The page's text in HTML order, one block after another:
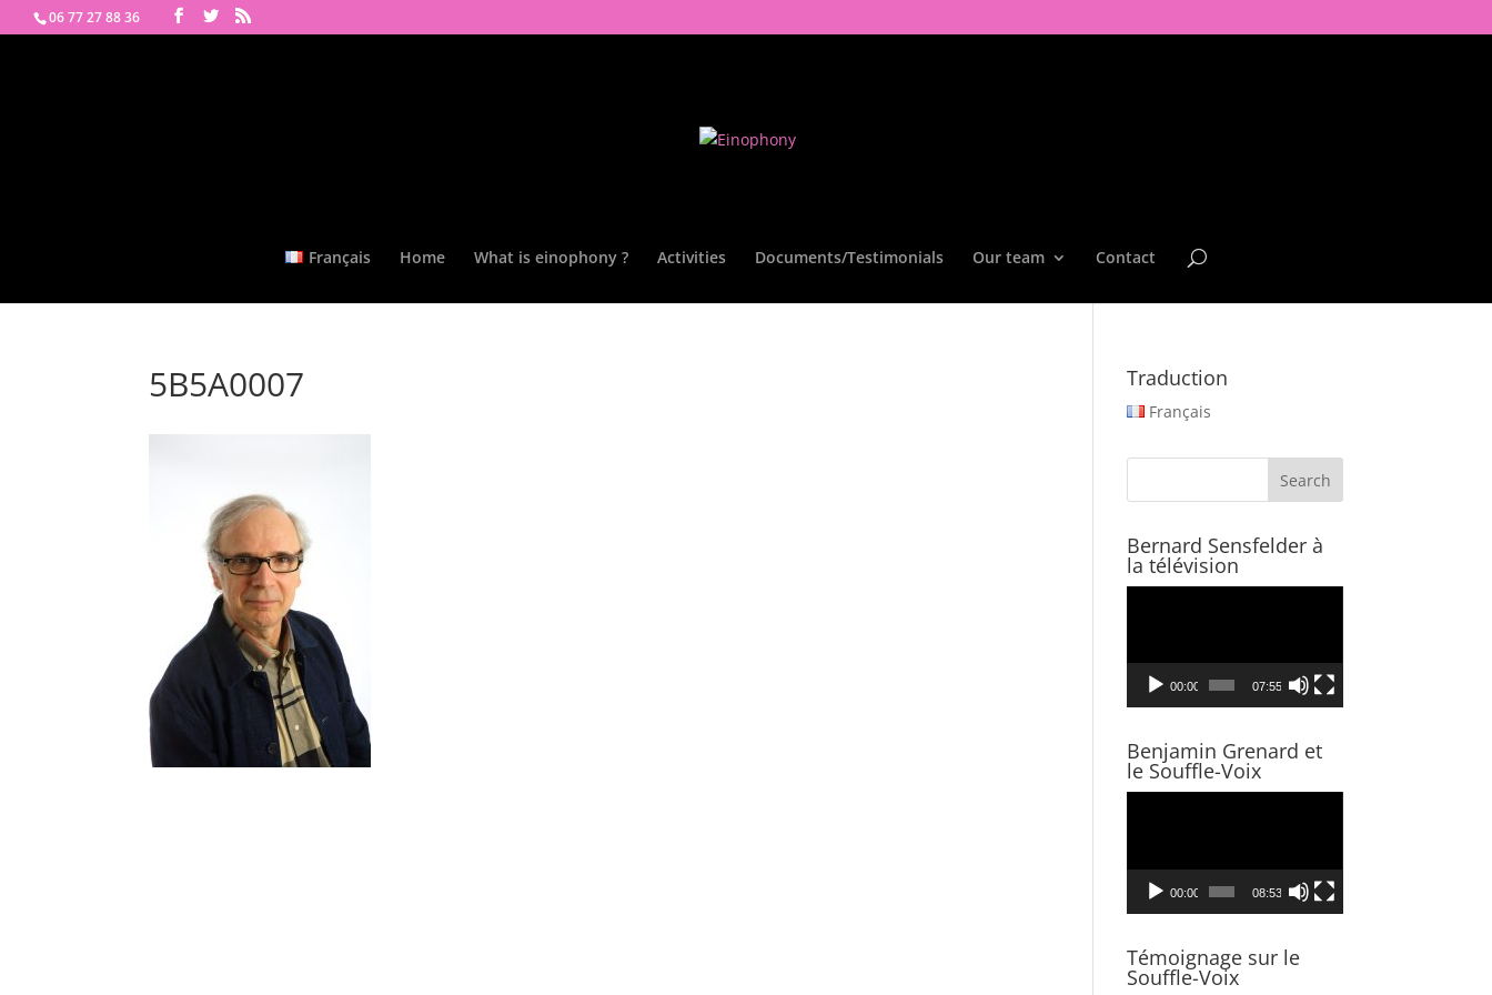
06 77 27 88 36
Français Home What is einophony ? Activities Documents/Testimonials Our team Contact
5B5A0007 Traduction
Français
Bernard Sensfelder à
la télévision
00:00 07:55
Benjamin Grenard et
le Souffle-Voix
00:00 08:53
Témoignage sur le
Souffle-Voix